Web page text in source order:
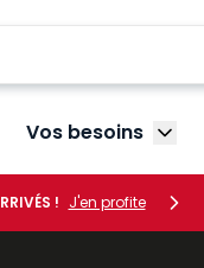
le sous-menu
Vos besoins
! J'en profite